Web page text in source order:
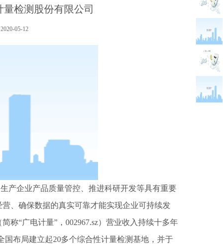
检测股份有限公司
05-12
企业产品质量管控、推进科研开发等具有重要
、确保数据的真实可靠才能实现企业可持续发
称“广电计量”，002967.sz）营业收入持续十多年
国布局建立起20多个综合性计量检测基地，并于